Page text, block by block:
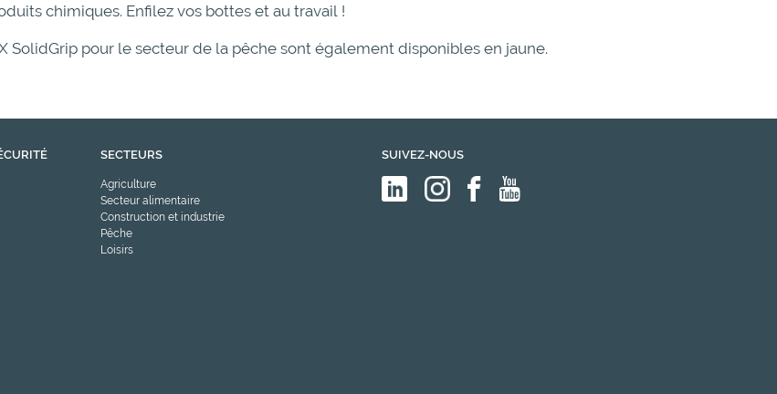
chimiques. Enfilez vos bottes et au travail !
SolidGrip pour le secteur de la pêche sont également disponibles en jaune.
SECTEURS
Agriculture
Secteur alimentaire
Construction et industrie
Pêche
Loisirs
SUIVEZ-NOUS